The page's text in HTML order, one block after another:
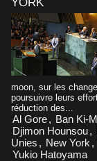
moon, sur les
poursuivre leurs
réduction des...
Al Gore, Ban Ki-
Djimon Hounsou,
Unies , New York ,
Yukio Hatoyama